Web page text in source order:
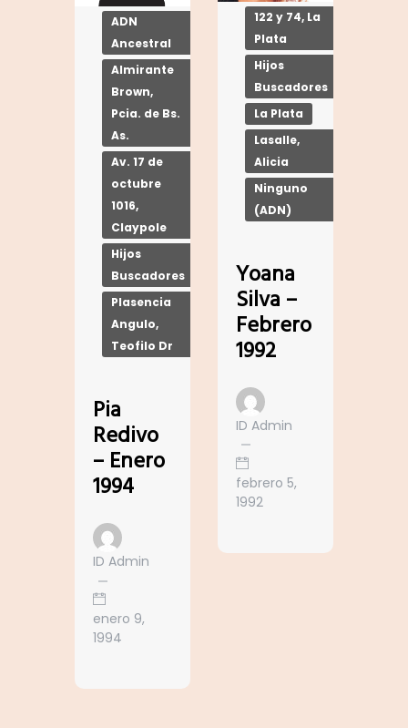
ADN
Ancestral
Almirante
Brown,
Pcia. de Bs.
As.
Av. 17 de
octubre
1016,
Claypole
Hijos
Buscadores
Plasencia
Angulo,
Teofilo Dr
Pia
Redivo
– Enero
1994
ID Admin
enero 9,
1994
122 y 74, La
Plata
Hijos
Buscadores
La Plata
Lasalle,
Alicia
Ninguno
(ADN)
Yoana
Silva –
Febrero
1992
ID Admin
febrero 5,
1992